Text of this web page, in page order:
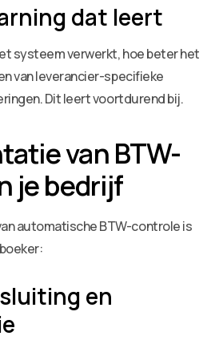
dat leert
systeem verwerkt, hoe beter het
van leverancier-specifieke
Dit leert voortdurend bij.
van BTW-
je bedrijf
automatische BTW-controle is
en